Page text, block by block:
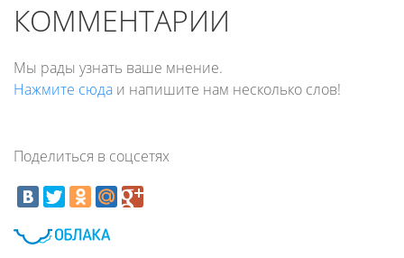
КОММЕНТАРИИ
Мы рады узнать ваше мнение.
Нажмите сюда и напишите нам несколько слов!
Поделиться в соцсетях